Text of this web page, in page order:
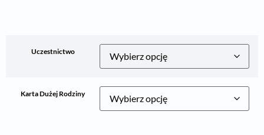
Uczestnictwo
Karta Dużej Rodziny